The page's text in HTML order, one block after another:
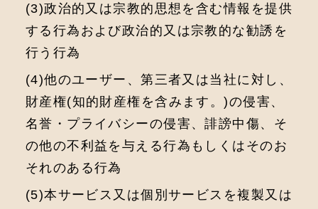
(3)政治的⼜は宗教的思想を含む情報を提供
する⾏為および政治的⼜は宗教的な勧誘を
⾏う⾏為
(4)他のユーザー、第三者⼜は当社に対し、
財産権(知的財産権を含みます。)の侵害、
名誉・プライバシーの侵害、誹謗中傷、そ
の他の不利益を与える⾏為もしくはそのお
それのある⾏為
(5)本サービス⼜は個別サービスを複製⼜は